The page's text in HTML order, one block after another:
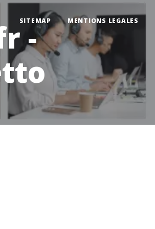
SITEMAP MENTIONS LEGALES
-